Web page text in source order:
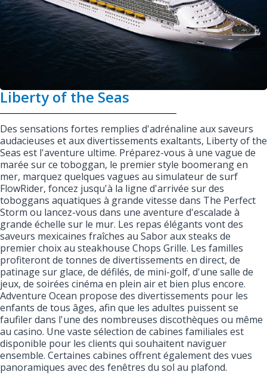
Liberty of the Seas
Des sensations fortes remplies d'adrénaline aux saveurs
audacieuses et aux divertissements exaltants, Liberty of the
Seas est l'aventure ultime. Préparez-vous à une vague de
marée sur ce toboggan, le premier style boomerang en
mer, marquez quelques vagues au simulateur de surf
FlowRider, foncez jusqu'à la ligne d'arrivée sur des
toboggans aquatiques à grande vitesse dans The Perfect
Storm ou lancez-vous dans une aventure d'escalade à
grande échelle sur le mur. Les repas élégants vont des
saveurs mexicaines fraîches au Sabor aux steaks de
premier choix au steakhouse Chops Grille. Les familles
profiteront de tonnes de divertissements en direct, de
patinage sur glace, de défilés, de mini-golf, d'une salle de
jeux, de soirées cinéma en plein air et bien plus encore.
Adventure Ocean propose des divertissements pour les
enfants de tous âges, afin que les adultes puissent se
faufiler dans l'une des nombreuses discothèques ou même
au casino. Une vaste sélection de cabines familiales est
disponible pour les clients qui souhaitent naviguer
ensemble. Certaines cabines offrent également des vues
panoramiques avec des fenêtres du sol au plafond.